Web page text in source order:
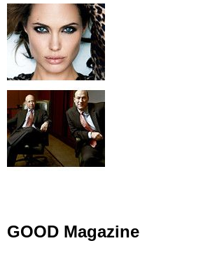
GOOD Magazine